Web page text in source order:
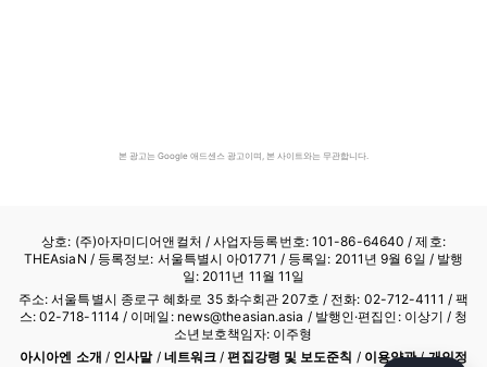
본 광고는 Google 애드센스 광고이며, 본 사이트와는 무관합니다.
상호: (주)아자미디어앤컬처 /사업자등록번호: 101-86-64640 / 제호:
THEAsiaN / 등록정보: 서울특별시 아01771 / 등록일: 2011년 9월 6일 / 발행
일: 2011년 11월 11일
주소: 서울특별시 종로구 혜화로 35 화수회관 207호 / 전화: 02-712-4111 / 팩
스: 02-718-1114 / 이메일: news@theasian.asia / 발행인·편집인: 이상기 / 청
소년보호책임자: 이주형
아시아엔 소개 / 인사말/ 네트워크 /편집강령 및 보도준칙 / 이용약관/개인정